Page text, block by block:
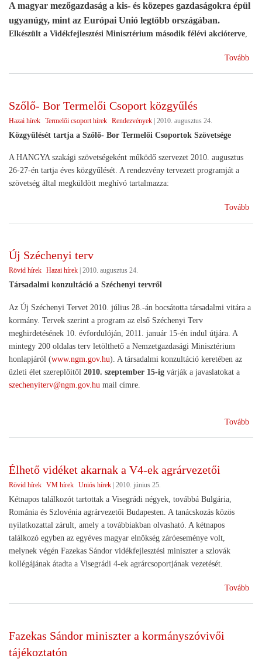
A magyar mezőgazdaság a kis- és közepes gazdaságokra épül
ugyanúgy, mint az Európai Unió legtöbb országában.
Elkészült a Vidékfejlesztési Minisztérium második félévi akcióterve
Tovább
Szőlő- Bor Termelői Csoport közgyűlés
Hazai hírek Termelői csoport hírek Rendezvények | 2010. augusztus 24.
Közgyűlését tartja a Szőlő- Bor Termelői Csoportok Szövetsége
A HANGYA szakági szövetségeként működő szervezet 2010. augusztus
26-27-én tartja éves közgyűlését. A rendezvény tervezett programját a
szövetség által megküldött meghívó tartalmazza:
Tovább
Új Széchenyi terv
Rövid hírek Hazai hírek 2010. augusztus 24.
Társadalmi konzultáció a Széchenyi tervről
Az Új Széchenyi Tervet 2010. július 28.-án bocsátotta társadalmi vitára a
kormány. Tervek szerint a program az első Széchenyi Terv
meghirdetésének 10. évfordulóján, 2011. január 15-én indul útjára. A
mintegy 200 oldalas terv letölthető a Nemzetgazdasági Minisztérium
honlapjáról (www.ngm.gov.hu). A társadalmi konzultáció keretében az
üzleti élet szereplőitől 2010. szeptember 15-ig várják a javaslatokat a
szechenyiterv@ngm.gov.hu mail címre.
Tovább
Élhető vidéket akarnak a V4-ek agrárvezetői
Rövid hírek VM hírek Uniós hírek | 2010. június 25.
Kétnapos találkozót tartottak a Visegrádi négyek, továbbá Bulgária,
Románia és Szlovénia agrárvezetői Budapesten. A tanácskozás közös
nyilatkozattal zárult, amely a továbbiakban olvasható. A kétnapos
találkozó egyben az egyéves magyar elnökség záróeseménye volt,
melynek végén Fazekas Sándor vidékfejlesztési miniszter a szlovák
kollégájának átadta a Visegrádi 4-ek agrárcsoportjának vezetését.
Tovább
Fazekas Sándor miniszter a kormányszóvivői
tájékoztatón